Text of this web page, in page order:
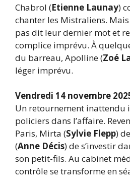
Chabrol (Etienne Launay)
chanter les Mistraliens. Mais
pas dit leur dernier mot et
complice imprévu. À
du barreau, Apolline (Zoé
léger imprévu.
Vendredi 14 novembre
Un retournement inattendu
policiers dans l’affaire.
Paris, Mirta (Sylvie Flepp)
(Anne Décis) de s’investir
son petit-fils. Au cabinet
contrôle se transforme en